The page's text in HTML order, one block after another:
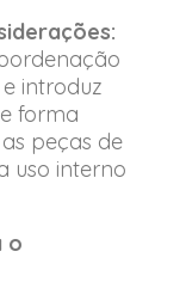
introduz
forma
peças de
uso interno
o